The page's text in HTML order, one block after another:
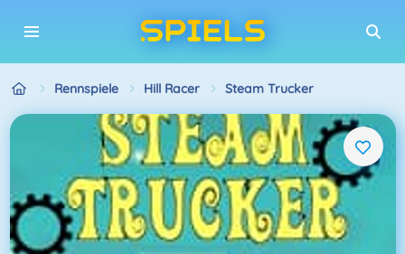
Rennspiele Hill Racer Steam Trucker